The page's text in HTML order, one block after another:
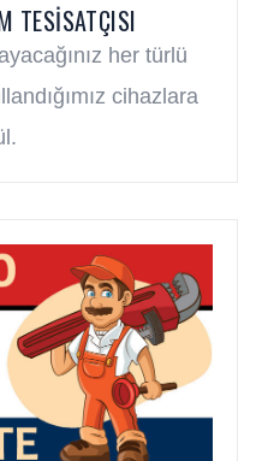
TESISATÇISI
her türlü
cihazlara